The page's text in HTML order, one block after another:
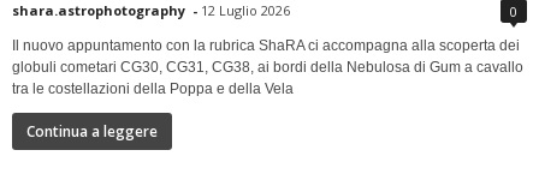
shara.astrophotography - 12 Luglio 2026 0
Il nuovo appuntamento con la rubrica ShaRA ci accompagna alla scoperta dei
globuli cometari CG30, CG31, CG38, ai bordi della Nebulosa di Gum a cavallo
tra le costellazioni della Poppa e della Vela
Continua a leggere